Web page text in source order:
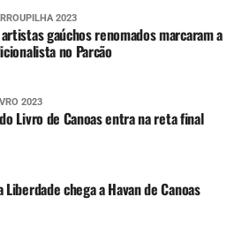
2023
gaúchos renomados marcaram a
no Parcão
2023
Livro de Canoas entra na reta final
Liberdade chega a Havan de Canoas